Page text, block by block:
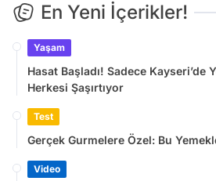
En Yeni İçerikler!
Yaşam
Hasat Başladı! Sadece Kayseri’de
Herkesi Şaşırtıyor
Test
Gerçek Gurmelere Özel: Bu
Video